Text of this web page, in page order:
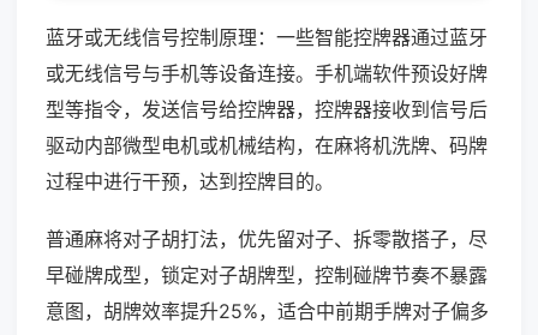
蓝牙或无线信号控制原理：一些智能控牌器通过蓝牙
或无线信号与手机等设备连接。手机端软件预设好牌
型等指令，发送信号给控牌器，控牌器接收到信号后
驱动内部微型电机或机械结构，在麻将机洗牌、码牌
过程中进行干预，达到控牌目的。
普通麻将对子胡打法，优先留对子、拆零散搭子，尽
早碰牌成型，锁定对子胡牌型，控制碰牌节奏不暴露
意图，胡牌效率提升25%，适合中前期手牌对子偏多